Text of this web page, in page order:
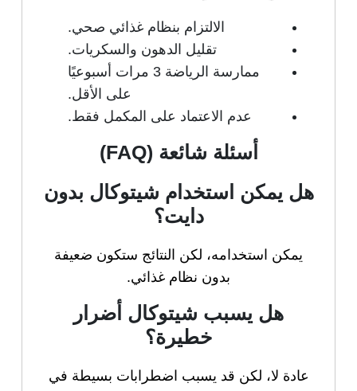
الالتزام بنظام غذائي صحي.
تقليل الدهون والسكريات.
ممارسة الرياضة 3 مرات أسبوعيًا
على الأقل.
عدم الاعتماد على المكمل فقط.
أسئلة شائعة (FAQ)
هل يمكن استخدام شيتوكال بدون
دايت؟
يمكن استخدامه، لكن النتائج ستكون ضعيفة
بدون نظام غذائي.
هل يسبب شيتوكال أضرار
خطيرة؟
عادة لا، لكن قد يسبب اضطرابات بسيطة في